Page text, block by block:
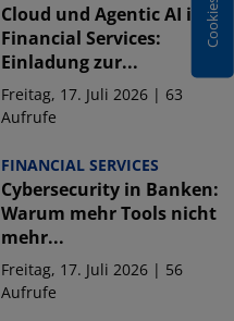
Cloud und Agentic AI in
Financial Services:
Einladung zur...
Freitag, 17. Juli 2026 | 63
Aufrufe
FINANCIAL SERVICES
Cybersecurity in Banken:
Warum mehr Tools nicht
mehr...
Freitag, 17. Juli 2026 | 56
Aufrufe